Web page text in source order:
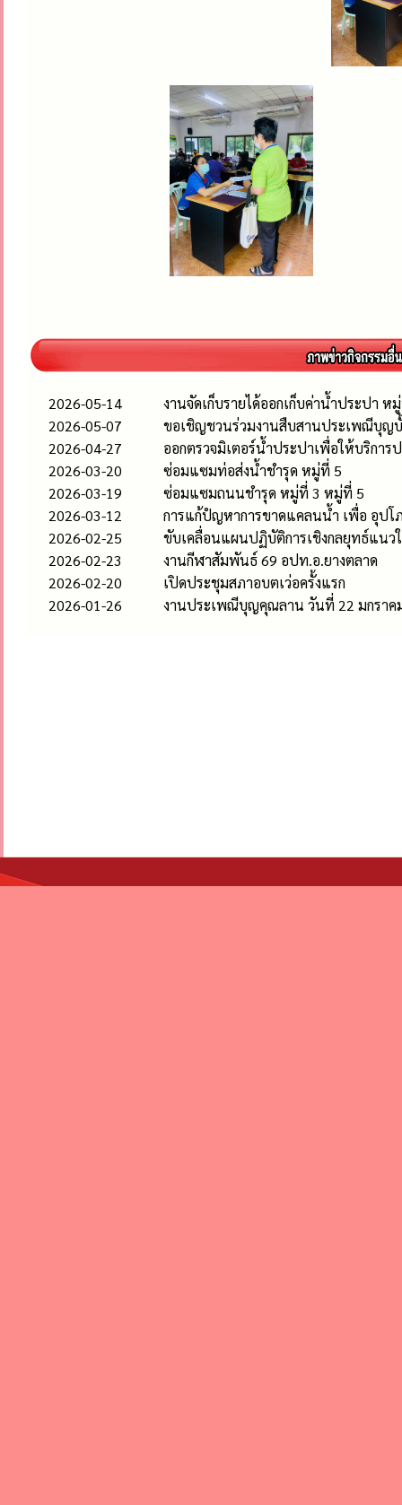
2026-05-14
งานจัดเก็บรายได้ออกเก็บค่าน้ำประปา
2026-05-07
ขอเชิญชวนร่วมงานสืบสานประเพณีบุญ
2026-04-27
ออกตรวจมิเตอร์น้ำประปาเพื่อให้บริการ
2026-03-20
ซ่อมแซมท่อส่งน้ำชำรุด หมู่ที่ 5
2026-03-19
ซ่อมแซมถนนชำรุด หมู่ที่ 3 หมู่ที่ 5
2026-03-12
การแก้ปํญหาการขาดแคลนน้ำ เพื่อ อุปโ
2026-02-25
ขับเคลื่อนแผนปฏิบัติการเชิงกลยุทธ์แนวใ
2026-02-23
งานกีฬาสัมพันธ์ 69 อปท.อ.ยางตลาด
2026-02-20
เปิดประชุมสภาอบตเว่อครั้งแรก
2026-01-26
งานประเพณีบุญคุณลาน วันที่ 22 มกราค